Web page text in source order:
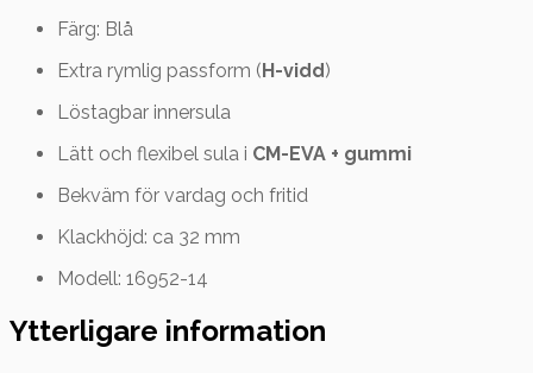
Färg: Blå
Extra rymlig passform (H-vidd)
Löstagbar innersula
Lätt och flexibel sula i CM-EVA + gummi
Bekväm för vardag och fritid
Klackhöjd: ca 32 mm
Modell: 16952-14
Ytterligare information